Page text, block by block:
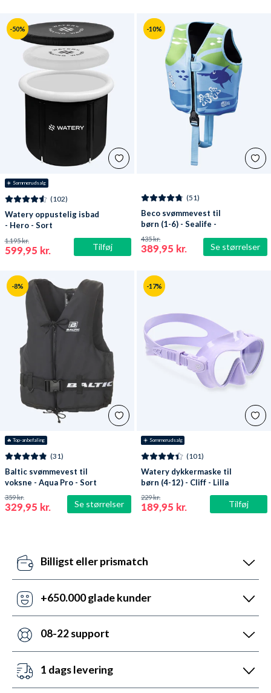
-50%
☀️ Sommerudsalg
Tilføj
(102)
Watery oppustelig isbad
- Hero - Sort
599,95 kr.
1.195 kr.
-10%
Se størrelser
(51)
Beco svømmevest til
børn (1-6) - Sealife -
Lyseblå/grøn
389,95 kr.
435 kr.
-8%
🔥 Top-anbefaling
Se størrelser
(31)
Baltic svømmevest til
voksne - Aqua Pro - Sort
329,95 kr.
359 kr.
-17%
☀️ Sommerudsalg
Tilføj
(101)
Watery dykkermaske til
børn (4-12) - Cliff - Lilla
189,95 kr.
229 kr.
Billigst eller prismatch
Vores pris-robotter opdaterer dagligt alle vores
priser ift. konkurrenterne. Misser de, så udnyt vores
+650.000 glade kunder
Med +6 år i markedet, så har vi hjulpet flere end
nogen andre med udstyr til vandsport. Heldigvis kan
08-22 support
Vi er sat i verden for at hjælpe. Derfor er vores
kundeservice åben mandag til fredag fra 08 til 22.
1 dags levering
Det kan du opnå ved bestilling før kl. 22:00 alle ugens